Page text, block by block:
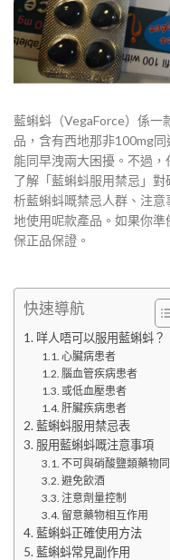
藍蝌蚪（VegaForce）係一
品，含有西地那非100mg
能同早洩兩大困擾。不過
了解「藍蝌蚪服用禁忌」
析藍蝌蚪嘅禁忌人群、注
地使用呢款產品。如果你準
保正品保證。
快速導航
咩人唔可以服用藍蝌蚪？
心臟病患者
腦血管疾病患者
或低血壓患者
肝臟疾病患者
藍蝌蚪服用禁忌表
服用藍蝌蚪嘅注意事項
不可與硝酸鹽類藥物
避免飲酒
注意劑量控制
留意藥物相互作用
藍蝌蚪正確使用方法
藍蝌蚪常見副作用